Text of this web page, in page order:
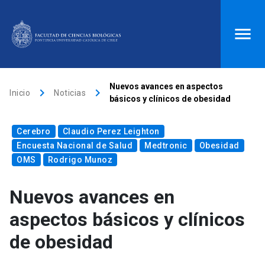
Donaciones launch
Mi portal UC launch Correo launch
search
Inicio
Quiénes somos
Inicio keyboard_arrow_right Noticias keyboard_arrow_right
Nuevos avances en aspectos
básicos y clínicos de obesidad
Cerebro
Claudio Perez Leighton
Encuesta Nacional de Salud
Medtronic
Obesidad
OMS
Rodrigo Munoz
Nuevos avances en
aspectos básicos y clínicos
de obesidad